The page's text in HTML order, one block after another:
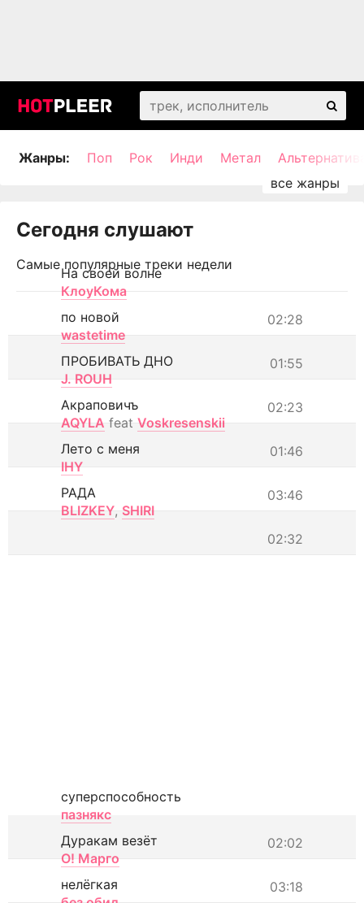
Жанры: Поп Рок Инди Метал
Сегодня слушают
Самые популярные треки недели
На своей волне
КлоуКома
02:28
по новой
wastetime
01:55
ПРОБИВАТЬ ДНО
J. ROUH
02:23
Акраповичъ
AQYLA feat Voskresenskii
01:46
Лето с меня
IHY
03:46
РАДА
BLIZKEY, SHIRI
02:32
суперспособность
пазнякс
02:02
Дуракам везёт
О! Марго
03:18
нелёгкая